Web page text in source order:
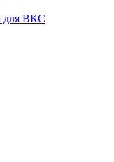
для ВКС